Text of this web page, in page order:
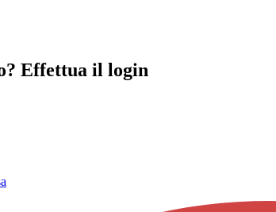
Effettua il login